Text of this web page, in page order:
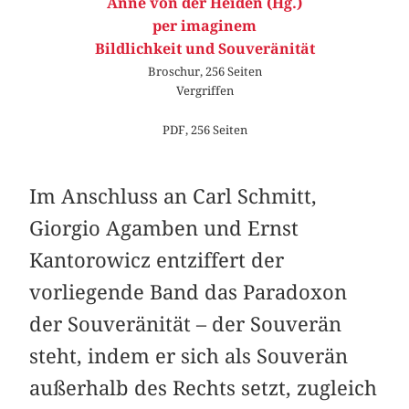
per imaginem
Bildlichkeit und Souveränität
Broschur, 256 Seiten
Vergriffen
PDF, 256 Seiten
Im Anschluss an Carl Schmitt,
Giorgio Agamben und Ernst
Kantorowicz entziffert der
vorliegende Band das Paradoxon
der Souveränität – der Souverän
steht, indem er sich als Souverän
außerhalb des Rechts setzt, zugleich